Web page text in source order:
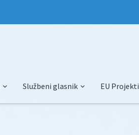
Službeni glasnik EU Projekti